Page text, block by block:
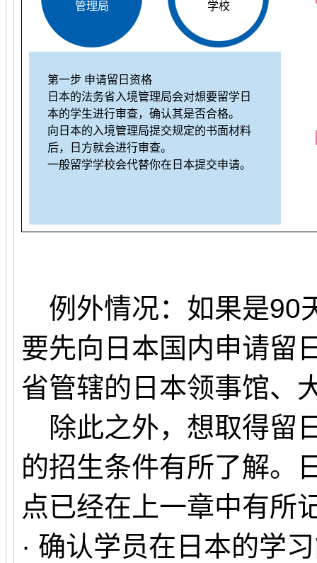
管理局 学校
第一步 申请留日资格
日本的法务省入境管理局会对想要留学日
本的学生进行审查，确认其是否合格。
向日本的入境管理局提交规定的书面材料
后，日方就会进行审查。
一般留学学校会代替你在日本提交申请。
例外情况：如果是90
要先向日本国内申请留
省管辖的日本领事馆、
除此之外，想取得留
的招生条件有所了解。
点已经在上一章中有所
· 确认学员在日本的学